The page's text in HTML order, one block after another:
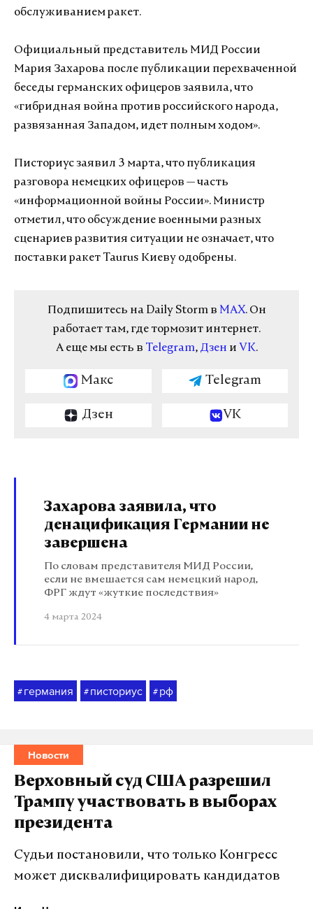
обслуживанием ракет.
Официальный представитель МИД России
Мария Захарова после публикации перехваченной
беседы германских офицеров заявила, что
«гибридная война против российского народа,
развязанная Западом, идет полным ходом».
Писториус заявил 3 марта, что публикация
разговора немецких офицеров — часть
«информационной войны России». Министр
отметил, что обсуждение военными разных
сценариев развития ситуации не означает, что
поставки ракет Taurus Киеву одобрены.
Подпишитесь на Daily Storm в MAX. Он
работает там, где тормозит интернет.
А еще мы есть в Telegram, Дзен и VK.
Макс Telegram
Дзен VK
Захарова заявила, что
денацификация Германии не
завершена
По словам представителя МИД России,
если не вмешается сам немецкий народ,
ФРГ ждут «жуткие последствия»
4 марта 2024
# германия # писториус # рф
Новости
Верховный суд США разрешил
Трампу участвовать в выборах
президента
Судьи постановили, что только Конгресс
может дисквалифицировать кандидатов